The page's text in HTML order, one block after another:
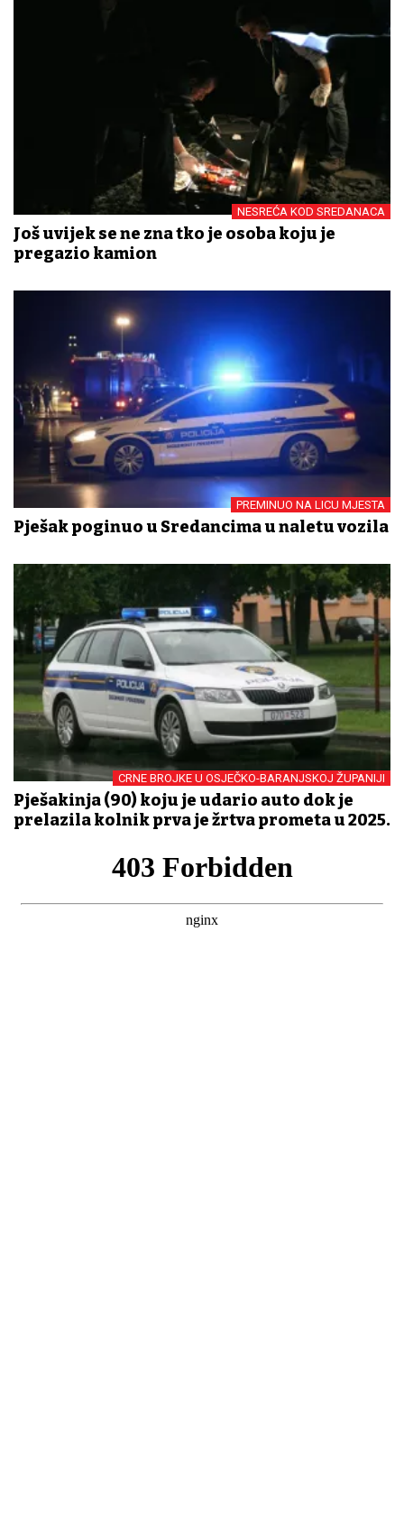
NESREĆA KOD SREDANACA
Još uvijek se ne zna tko je osoba koju je
pregazio kamion
PREMINUO NA LICU MJESTA
Pješak poginuo u Sredancima u naletu vozila
CRNE BROJKE U OSJEČKO-BARANJSKOJ ŽUPANIJI
Pješakinja (90) koju je udario auto dok je
prelazila kolnik prva je žrtva prometa u 2025.